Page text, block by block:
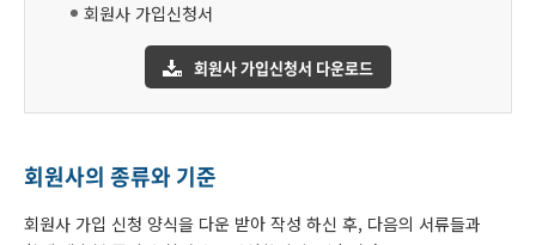
회원사 가입신청서
회원사 가입신청서 다운로드
회원사의 종류와 기준
회원사 가입 신청 양식을 다운 받아 작성 하신 후, 다음의 서류들과